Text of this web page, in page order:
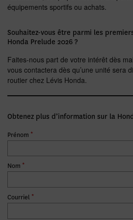
équipements sportifs ou achats.
Souhaitez-vous être parmi les
Honda Prelude 2026 ?
Faites-nous part de votre intérêt dès
vous contactera dès qu’une unité sera
routier chez Lévis Honda.
Obtenez plus d’information sur la
Prénom *
Nom *
Courriel *